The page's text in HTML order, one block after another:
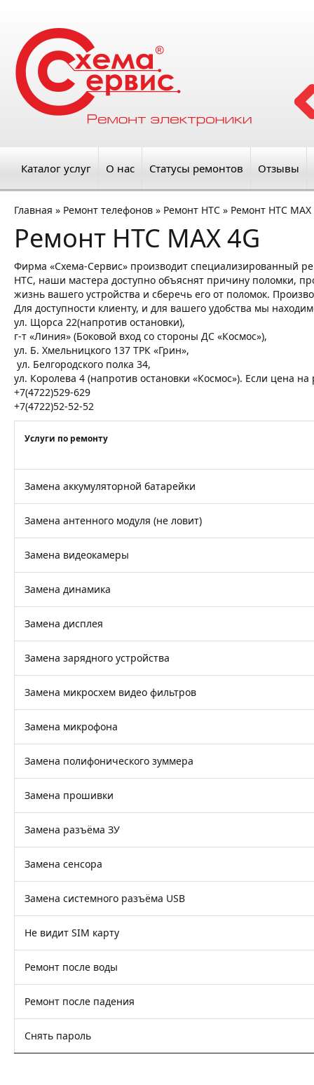
Каталог услуг О нас Статусы ремонтов Отзывы
Главная » Ремонт телефонов » Ремонт HTC » Ремонт HTC MAX
Ремонт HTC MAX 4G
Фирма «Схема-Сервис» производит специализированный
HTC, наши мастера доступно объяснят причину поломки,
жизнь вашего устройства и сберечь его от поломок.
Для доступности клиенту, и для вашего удобства мы
ул. Щорса 22(напротив остановки),
г-т «Линия» (Боковой вход со стороны ДС «Космос»),
ул. Б. Хмельницкого 137 ТРК «Грин»,
ул. Белгородского полка 34,
ул. Королева 4 (напротив остановки «Космос»). Если цена
+7(4722)529-629
+7(4722)52-52-52
Услуги по ремонту
Замена аккумуляторной батарейки
Замена антенного модуля (не ловит)
Замена видеокамеры
Замена динамика
Замена дисплея
Замена зарядного устройства
Замена микросхем видео фильтров
Замена микрофона
Замена полифонического зуммера
Замена прошивки
Замена разъёма ЗУ
Замена сенсора
Замена системного разъёма USB
Не видит SIM карту
Ремонт после воды
Ремонт после падения
Снять пароль